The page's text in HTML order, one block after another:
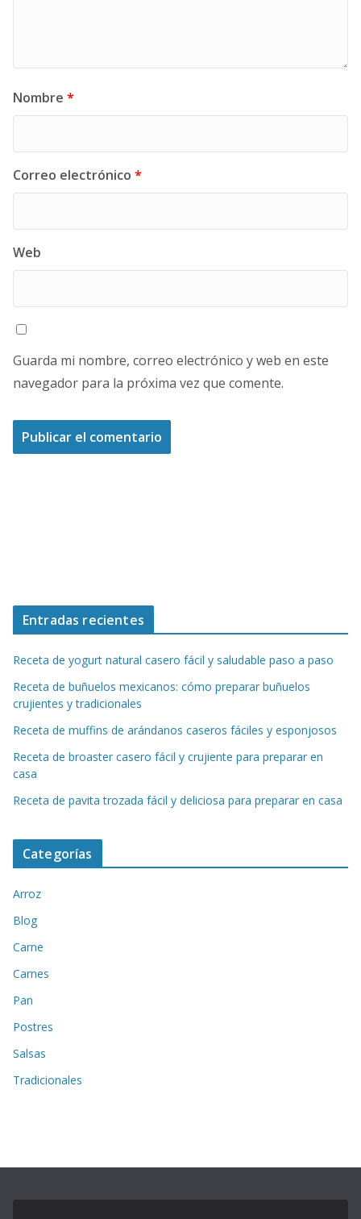
Nombre *
Correo electrónico *
Web
Guarda mi nombre, correo electrónico y web en este
navegador para la próxima vez que comente.
Entradas recientes
Receta de yogurt natural casero fácil y saludable paso a paso
Receta de buñuelos mexicanos: cómo preparar buñuelos
crujientes y tradicionales
Receta de muffins de arándanos caseros fáciles y esponjosos
Receta de broaster casero fácil y crujiente para preparar en
casa
Receta de pavita trozada fácil y deliciosa para preparar en casa
Categorías
Arroz
Blog
Carne
Carnes
Pan
Postres
Salsas
Tradicionales